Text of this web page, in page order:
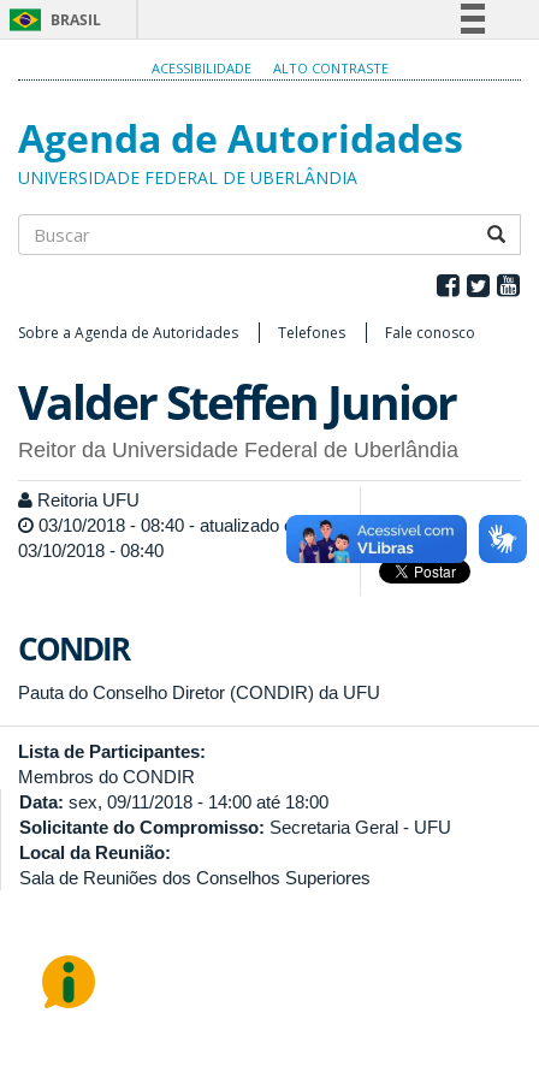
BRASIL
Participe
Acesso à informação
ACESSIBILIDADE ALTO CONTRASTE
Agenda de Autoridades
UNIVERSIDADE FEDERAL DE UBERLÂNDIA
Sobre a Agenda de Autoridades Telefones Fale conosco
Valder Steffen Junior
Reitor da Universidade Federal de Uberlândia
Reitoria UFU
03/10/2018 - 08:40 - atualizado em
03/10/2018 - 08:40
CONDIR
Pauta do Conselho Diretor (CONDIR) da UFU
Lista de Participantes:
Membros do CONDIR
Data: sex, 09/11/2018 - 14:00 até 18:00
Solicitante do Compromisso: Secretaria Geral - UFU
Local da Reunião:
Sala de Reuniões dos Conselhos Superiores